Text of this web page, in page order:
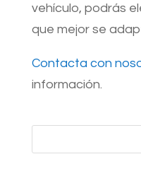
vehículo, podrás
que mejor se
Contacta con
información.